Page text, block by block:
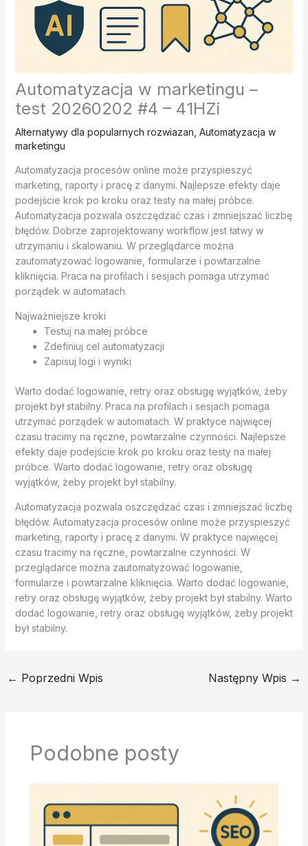
Automatyzacja w marketingu –
test 20260202 #4 – 41HZi
Alternatywy dla popularnych rozwiazan Automatyzacja w
marketingu
Automatyzacja procesów online może przyspieszyć
marketing, raporty i pracę z danymi. Najlepsze efekty daje
podejście krok po kroku oraz testy na małej próbce.
Automatyzacja pozwala oszczędzać czas i zmniejszać liczbę
błędów. Dobrze zaprojektowany workflow jest łatwy w
utrzymaniu i skalowaniu. W przeglądarce można
zautomatyzować logowanie, formularze i powtarzalne
kliknięcia. Praca na profilach i sesjach pomaga utrzymać
porządek w automatach.
Najważniejsze kroki
Testuj na małej próbce
Zdefiniuj cel automatyzacji
Zapisuj logi i wyniki
Warto dodać logowanie, retry oraz obsługę wyjątków, żeby
projekt był stabilny. Praca na profilach i sesjach pomaga
utrzymać porządek w automatach. W praktyce najwięcej
czasu tracimy na ręczne, powtarzalne czynności. Najlepsze
efekty daje podejście krok po kroku oraz testy na małej
próbce. Warto dodać logowanie, retry oraz obsługę
wyjątków, żeby projekt był stabilny.
Automatyzacja pozwala oszczędzać czas i zmniejszać liczbę
błędów. Automatyzacja procesów online może przyspieszyć
marketing, raporty i pracę z danymi. W praktyce najwięcej
czasu tracimy na ręczne, powtarzalne czynności. W
przeglądarce można zautomatyzować logowanie,
formularze i powtarzalne kliknięcia. Warto dodać logowanie,
retry oraz obsługę wyjątków, żeby projekt był stabilny. Warto
dodać logowanie, retry oraz obsługę wyjątków, żeby projekt
był stabilny.
← Poprzedni Wpis Następny Wpis →
Podobne posty